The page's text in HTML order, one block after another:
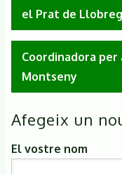
el Prat de
Coordinadora per
Montseny
Afegeix un
El vostre nom